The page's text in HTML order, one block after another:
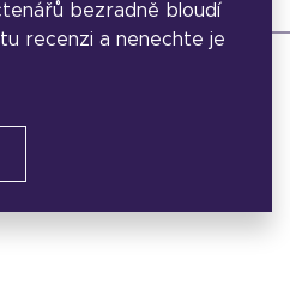
bezradně bloudí
recenzi a nenechte je